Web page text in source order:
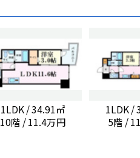
1LDK / 34.91㎡
10階 / 11.4万円
1LDK /
5階 /